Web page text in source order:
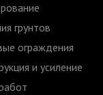
грунтов
ограждения
и усиление